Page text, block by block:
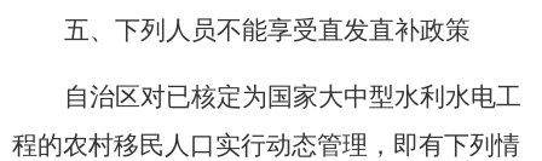
五、下列人员不能享受直发直补政策
自治区对已核定为国家大中型水利水电工
程的农村移民人口实行动态管理，即有下列情